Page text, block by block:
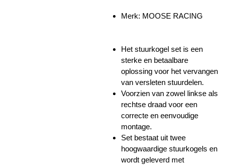
Merk: MOOSE RACING
Het stuurkogel set is een
sterke en betaalbare
oplossing voor het vervangen
van versleten stuurdelen.
Voorzien van zowel linkse als
rechtse draad voor een
correcte en eenvoudige
montage.
Set bestaat uit twee
hoogwaardige stuurkogels en
wordt geleverd met